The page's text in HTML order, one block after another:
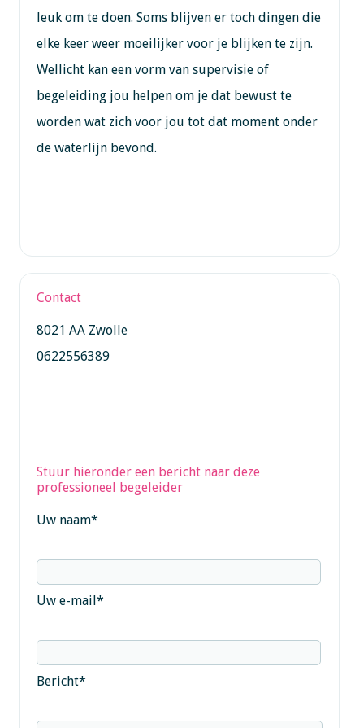
leuk om te doen. Soms blijven er toch dingen die
elke keer weer moeilijker voor je blijken te zijn.
Wellicht kan een vorm van supervisie of
begeleiding jou helpen om je dat bewust te
worden wat zich voor jou tot dat moment onder
de waterlijn bevond.
Contact
8021 AA Zwolle
0622556389
Stuur hieronder een bericht naar deze
professioneel begeleider
Uw naam*
Uw e-mail*
Bericht*